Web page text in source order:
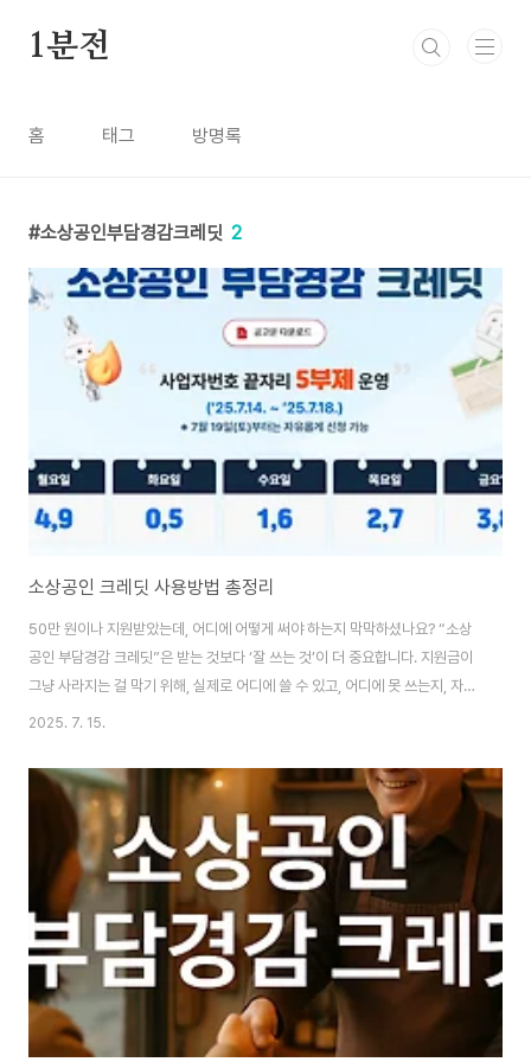
1분전
홈 태그 방명록
소상공인부담경감크레딧 2
소상공인 크레딧 사용방법 총정리
50만 원이나 지원받았는데, 어디에 어떻게 써야 하는지 막막하셨나요? “소상
공인 부담경감 크레딧”은 받는 것보다 ‘잘 쓰는 것’이 더 중요합니다. 지원금이
그냥 사라지는 걸 막기 위해, 실제로 어디에 쓸 수 있고, 어디에 못 쓰는지, 자동
차감 방식은 어떻게 작동되는지, 주의할 점은 무엇인지까지 정리했습니다. 지
요. 놓치면 50만 원 날아갑니다! 소상공인24 부담경감크레딧 홈페이지 바로
가기 소상공인 크레딧 어디 사용하나? 많은 분들이 소상공인 크레딧 50만 원
지급이라는 문구만 보고 "와! 공짜 돈이다!"라고 생각하지만, 제대로 알고 쓰지
않으면 전혀 도움이 되지 않습니다. 왜냐하면 이 크레딧은 일반 소비에 쓸 수 없
고, 아주 ..
2025. 7. 15.